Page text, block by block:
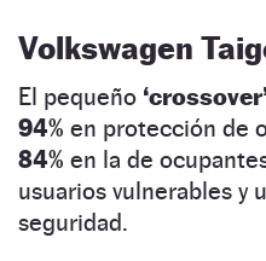
Volkswagen
El pequeño
94% en protección de
84% en la de
usuarios vulnerables y
seguridad.